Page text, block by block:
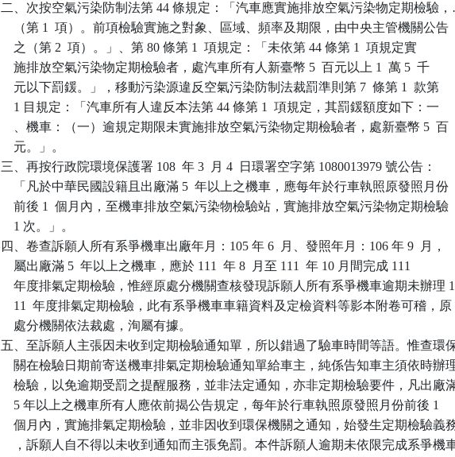
二、次按空氣污染防制法第 44 條規定：「汽車應實施排放空氣污染物定期檢驗
    （第 1  項）。前項檢驗實施之對象、區域、頻率及期限，由中央主管機關公告
    之（第 2  項）。」、第 80 條第 1  項規定：「未依第 44 條第 1  項規定實
    施排放空氣污染物定期檢驗者，處汽車所有人新臺幣 5  百元以上 1  萬 5  千
    元以下罰鍰。」，移動污染源違反空氣污染防制法裁罰準則第 7  條第 1  款第
    1 目規定：「汽車所有人違反本法第 44 條第 1  項規定，其罰鍰額度如下：一
    、機車：（一）逾規定期限未實施排放空氣污染物定期檢驗者，處新臺幣 5  百
    元。」。
三、再按行政院環境保護署 108  年 3  月 4  日環署空字第 1080013979 號公告：
    「凡於中華民國設籍且出廠滿 5  年以上之機車，應每年於行車執照原發照月份
    前後 1  個月內，至機車排放空氣污染物檢驗站，實施排放空氣污染物定期檢驗
    1 次。」。
四、卷查訴願人所有系爭機車出廠年月：105 年 6  月、發照年月：106 年 9  月，
    屬出廠滿 5  年以上之機車，應於 111  年 8  月至 111  年 10 月間完成 111
    年度排氣定期檢驗，惟經原處分機關查核發現訴願人所有系爭機車逾期未辦理 1
    11  年度排氣定期檢驗，此有系爭機車車籍資料及定檢資料等影本附卷可稽，原
    處分機關依法裁處，洵屬有據。
五、至訴願人主張因未收到定期檢驗通知單，所以錯過了驗車時間等語。惟查環
關在檢驗日期前寄送機車排氣定期檢驗通知單給車主，純係告知車主須依時辦
檢驗，以免逾期受罰之提醒服務，並非法定通知，亦非定期檢驗要件，凡出廠
    5 年以上之機車所有人應依前揭公告規定，每年於行車執照原發照月份前後 1
個月內，實施排氣定期檢驗，並非因收到環保機關之通知，始發生定期檢驗義
，訴願人自不得以未收到通知而主張免罰。本件訴願人逾期未依限完成系爭機